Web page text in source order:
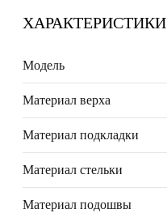
ХАРАКТЕРИСТИКИ
Модель
Материал верха
Материал подкладки
Материал стельки
Материал подошвы